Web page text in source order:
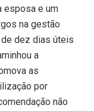
esposa e um
na gestão
dez dias úteis
a
as
por
não